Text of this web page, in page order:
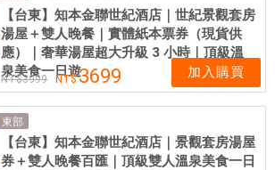
【台東】知本金聯世紀酒店｜世紀景觀套房
湯屋＋雙人晚餐｜實體紙本票券（現貨供
應）｜奢華湯屋超大升級 3 小時｜頂級溫
泉美食一日遊
3999 3699 加入購買
東部
【台東】知本金聯世紀酒店｜景觀套房湯屋
券＋雙人晚餐百匯｜頂級雙人溫泉美食一日